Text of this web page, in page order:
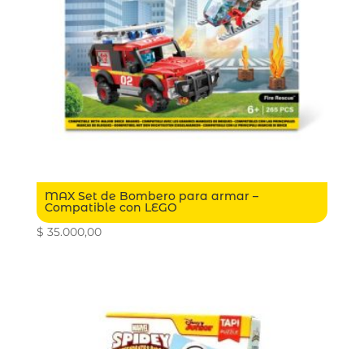
MAX Set de Bombero para armar –
Compatible con LEGO
$ 35.000,00